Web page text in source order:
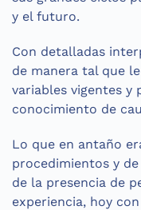
y el futuro.
Con detalladas
de manera tal que
variables vigentes y
conocimiento de
Lo que en antaño
procedimientos y
de la presencia de
experiencia, hoy